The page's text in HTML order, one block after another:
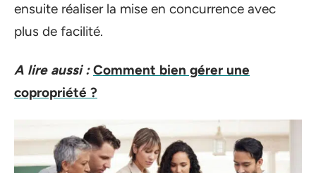
ensuite réaliser la mise en concurrence avec
plus de facilité.
A lire aussi : Comment bien gérer une
copropriété ?